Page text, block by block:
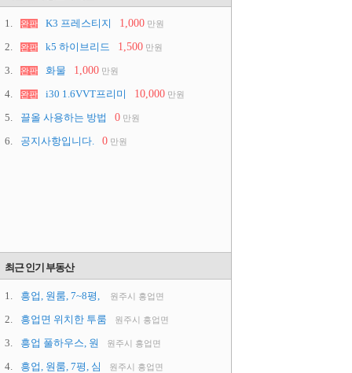
1. 완판 K3 프레스티지 1,000 만원
2. 완판 k5 하이브리드 1,500 만원
3. 완판 화물 1,000 만원
4. 완판 i30 1.6VVT프리미 10,000 만원
5. 끌올 사용하는 방법 0 만원
6. 공지사항입니다. 0 만원
최근 인기 부동산
1. 흥업, 원룸, 7~8평, 원주시 흥업면
2. 흥업면 위치한 투룸 원주시 흥업면
3. 흥업 풀하우스, 원 원주시 흥업면
4. 흥업, 원룸, 7평, 심 원주시 흥업면